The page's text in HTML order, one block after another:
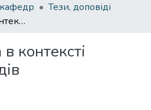
Тези, доповіді
Коректна мова в контексті сучасних трендів
контексті